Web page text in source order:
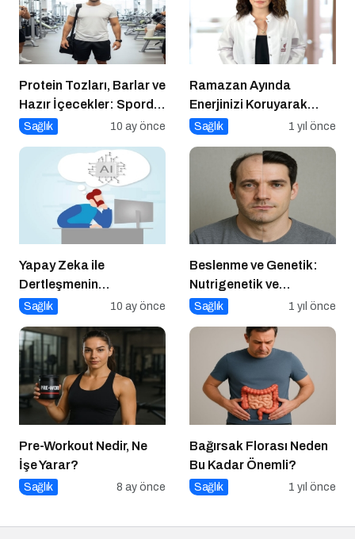
Protein Tozları, Barlar ve
Hazır İçecekler: Sporda
Takviye mi, Tuzak mı?
Sağlık 10 ay önce
Ramazan Ayında
Enerjinizi Koruyarak
Oruç Tutmanın Püf
Sağlık 1 yıl önce
Yapay Zeka ile
Dertleşmenin
Görünmeyen Tehlikeleri!
Sağlık 10 ay önce
Beslenme ve Genetik:
Nutrigenetik ve
Nutrigenomik’in Rolü
Sağlık 1 yıl önce
Pre-Workout Nedir, Ne
İşe Yarar?
Sağlık 8 ay önce
Bağırsak Florası Neden
Bu Kadar Önemli?
Sağlık 1 yıl önce